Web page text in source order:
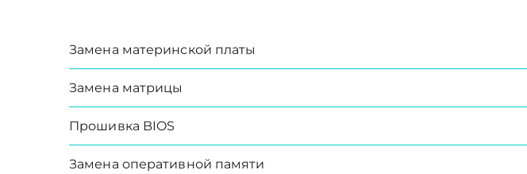
Замена материнской платы
Замена матрицы
Прошивка BIOS
Замена оперативной памяти